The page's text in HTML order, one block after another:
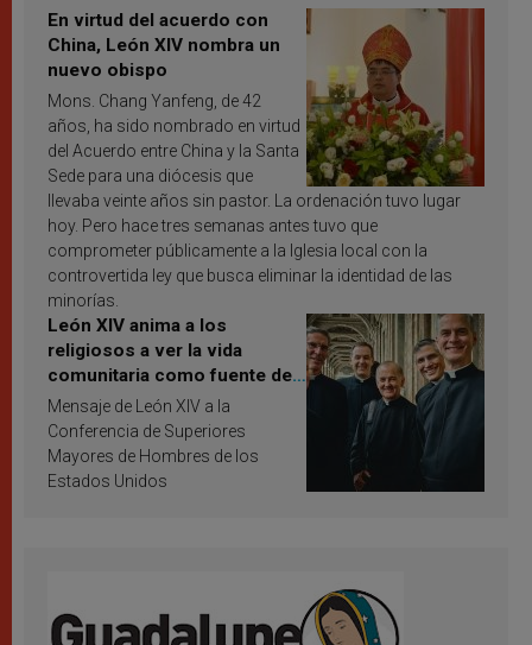
En virtud del acuerdo con
China, León XIV nombra un
nuevo obispo
Mons. Chang Yanfeng, de 42
años, ha sido nombrado en virtud
del Acuerdo entre China y la Santa
Sede para una diócesis que
llevaba veinte años sin pastor. La ordenación tuvo lugar
hoy. Pero hace tres semanas antes tuvo que
comprometer públicamente a la Iglesia local con la
controvertida ley que busca eliminar la identidad de las
minorías.
León XIV anima a los
religiosos a ver la vida
comunitaria como fuente de
inspiración y santificación
Mensaje de León XIV a la
Conferencia de Superiores
Mayores de Hombres de los
Estados Unidos